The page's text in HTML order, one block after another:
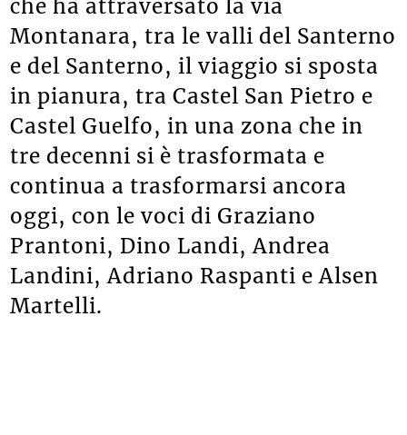
che ha attraversato la via
Montanara, tra le valli del Santerno
e del Santerno, il viaggio si sposta
in pianura, tra Castel San Pietro e
Castel Guelfo, in una zona che in
tre decenni si è trasformata e
continua a trasformarsi ancora
oggi, con le voci di Graziano
Prantoni, Dino Landi, Andrea
Landini, Adriano Raspanti e Alsen
Martelli.